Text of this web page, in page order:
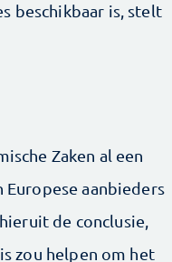
beschikbaar is, stelt
Zaken al een
Europese aanbieders
de conclusie,
zou helpen om het